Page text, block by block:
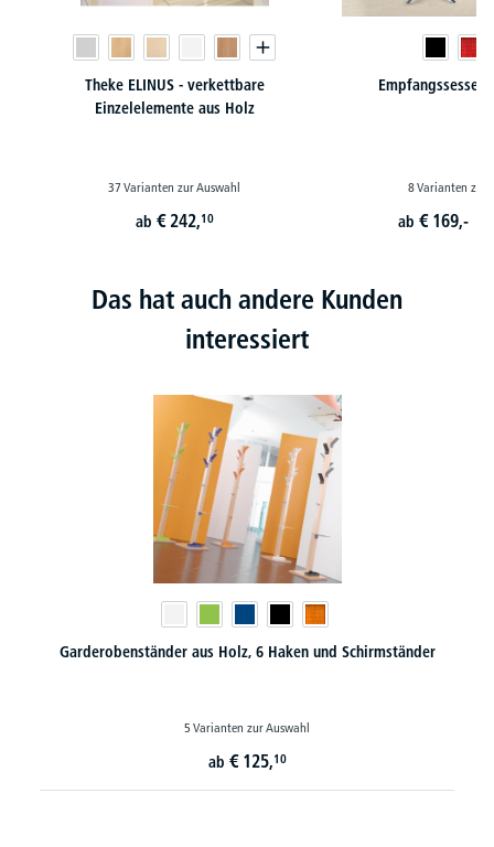
Theke ELINUS - verkettbare
Einzelelemente aus Holz
37 Varianten zur Auswahl
ab € 242,10
Empfangssessel
8 Varianten zur
ab€ 169,-
Das hat auch andere Kunden
interessiert
Garderobenständer aus Holz, 6 Haken und Schirmständer
5 Varianten zur Auswahl
ab € 125,10